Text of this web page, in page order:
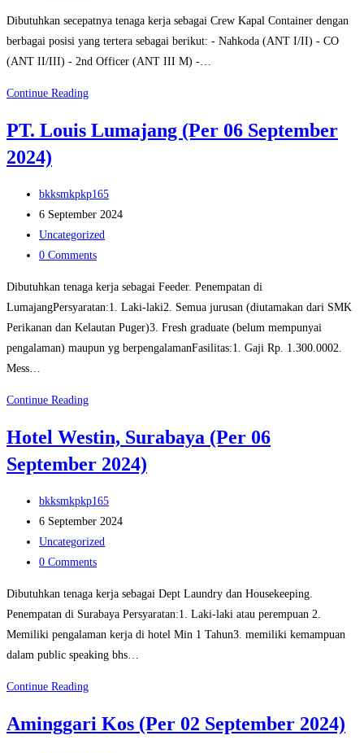
Dibutuhkan secepatnya tenaga kerja sebagai Crew Kapal Container dengan
berbagai posisi yang tertera sebagai berikut: - Nahkoda (ANT I/II) - CO
(ANT II/III) - 2nd Officer (ANT III M) -…
Continue ReadingPT.
Container
Utara
(Per
4
Oktober
PT. Louis Lumajang (Per 06 September
2024)
Post
author:
bkksmkpkp165
Post
published:
6 September 2024
Post
category:
Uncategorized
Post
0 Comments
Dibutuhkan tenaga kerja sebagai Feeder. Penempatan di
LumajangPersyaratan:1. Laki-laki2. Semua jurusan (diutamakan dari SMK
Perikanan dan Kelautan Puger)3. Fresh graduate (belum mempunyai
pengalaman) maupun yg berpengalamanFasilitas:1. Gaji Rp. 1.300.0002.
Mess…
Continue ReadingPT.
Lumajang
(Per
September
2024)
Hotel Westin, Surabaya (Per 06
September 2024)
Post
author:
bkksmkpkp165
Post
published:
6 September 2024
Post
category:
Uncategorized
Post
0 Comments
Dibutuhkan tenaga kerja sebagai Dept Laundry dan Housekeeping.
Penempatan di Surabaya Persyaratan:1. Laki-laki atau perempuan 2.
Memiliki pengalaman kerja di hotel Min 1 Tahun3. memiliki kemampuan
dalam public speaking bhs…
Continue ReadingHotel
Surabaya
Aminggari Kos (Per 02 September 2024)